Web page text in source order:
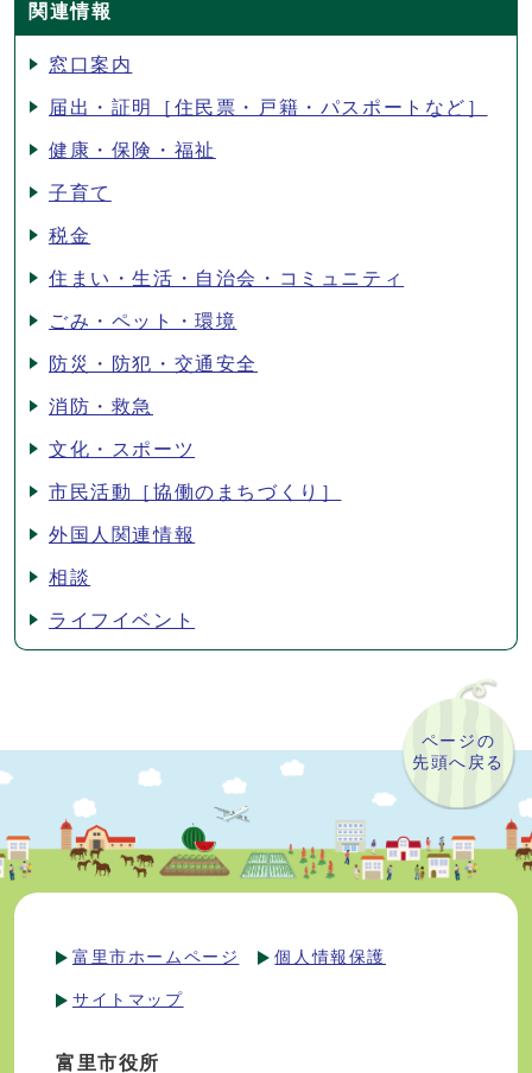
関連情報
窓口案内
届出・証明［住民票・戸籍・パスポートなど］
健康・保険・福祉
子育て
税金
住まい・生活・自治会・コミュニティ
ごみ・ペット・環境
防災・防犯・交通安全
消防・救急
文化・スポーツ
市民活動［協働のまちづくり］
外国人関連情報
相談
ライフイベント
ページの
先頭へ戻る
富里市ホームページ 個人情報保護
サイトマップ
富里市役所